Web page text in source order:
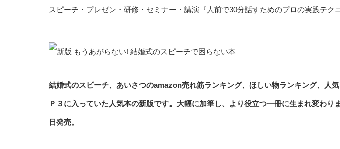
スピーチ・プレゼン・研修・セミナー・講演『人前で30分話すためのプロの実践テク
結婚式のスピーチ、あいさつのamazon売れ筋ランキング、ほしい物ランキング、人
Ｐ３に入っていた人気本の新版です。大幅に加筆し、より役立つ一冊に生まれ変わり
日発売。